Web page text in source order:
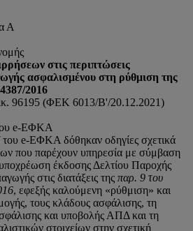
Α
στις περιπτώσεις
ασφαλισμένου στη ρύθμιση της
2016
96195 (ΦΕΚ 6013/Β'/20.12.2021)
e-ΕΦΚΑ
του e-ΕΦΚΑ δόθηκαν οδηγίες σχετικά
που παρέχουν υπηρεσία με σύμβαση
έκδοσης Δελτίου Παροχής
στις διατάξεις της παρ. 9 του
, εφεξής καλούμενη «ρύθμιση» και
τους κλάδους ασφάλισης, τη
και υποβολής ΑΠΔ και τη
στοιχείων στην σχετική